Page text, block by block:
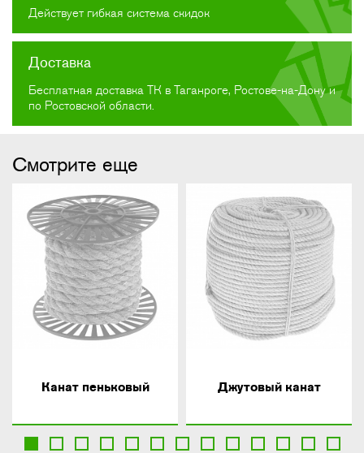
Действует гибкая система скидок
Доставка
Бесплатная доставка ТК в Таганроге, Ростове-на-Дону и
по Ростовской области.
Смотрите еще
Канат пеньковый Джутовый канат